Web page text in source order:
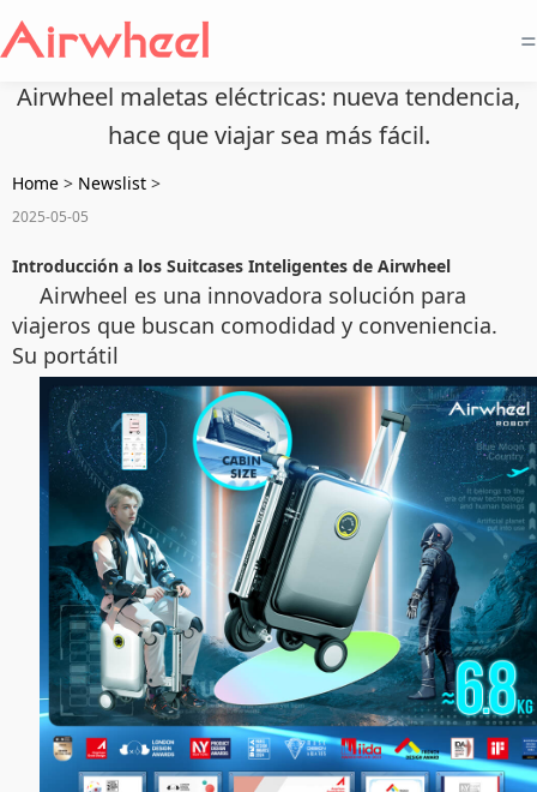
=
Airwheel maletas eléctricas: nueva tendencia,
hace que viajar sea más fácil.
Home > Newslist >
2025-05-05
Introducción a los Suitcases Inteligentes de Airwheel
Airwheel es una innovadora solución para
viajeros que buscan comodidad y conveniencia.
Su portátil